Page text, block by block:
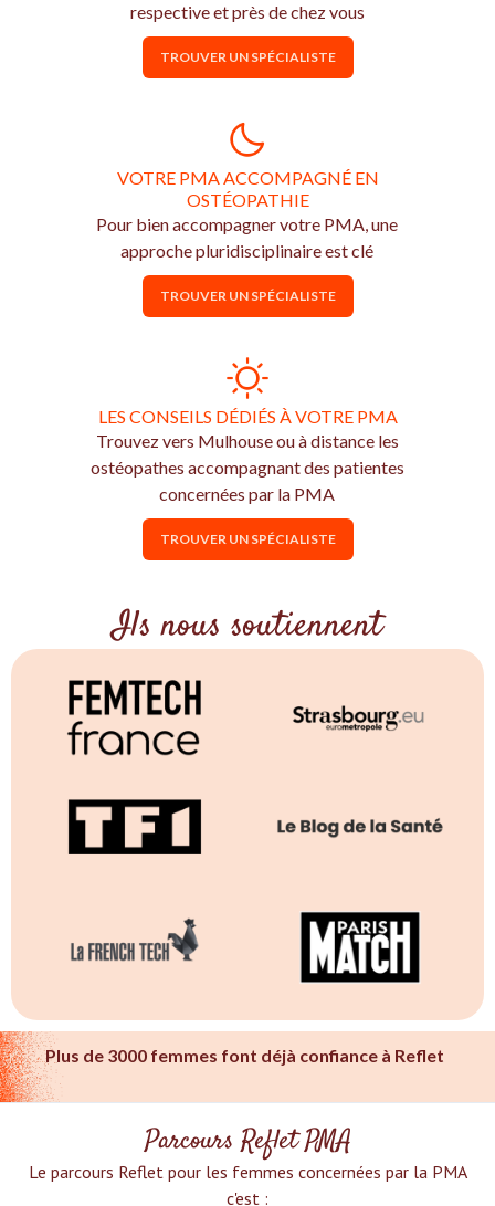
respective et près de chez vous
TROUVER UN SPÉCIALISTE
VOTRE PMA ACCOMPAGNÉ EN
OSTÉOPATHIE
Pour bien accompagner votre PMA, une
approche pluridisciplinaire est clé
TROUVER UN SPÉCIALISTE
LES CONSEILS DÉDIÉS À VOTRE PMA
Trouvez vers Mulhouse ou à distance les
ostéopathes accompagnant des patientes
concernées par la PMA
TROUVER UN SPÉCIALISTE
Ils nous soutiennent
Plus de 3000 femmes font déjà confiance à Reflet
Parcours Reflet PMA
Le parcours Reflet pour les femmes concernées par la PMA
c'est :‍